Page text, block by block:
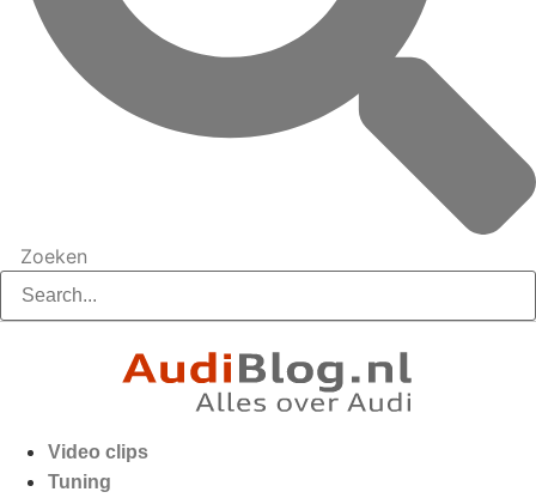
Zoeken
Video clips
Tuning